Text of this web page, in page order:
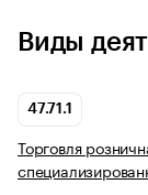
Виды
47.71.1
Торговля